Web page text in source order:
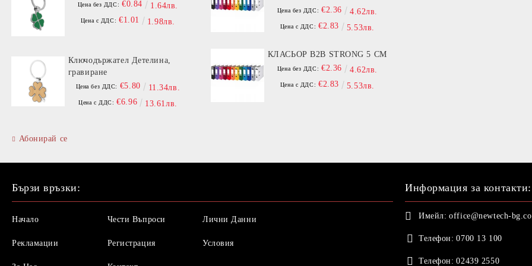
Цена без ДДС: €0.84 1.64лв.
Цена с ДДС: €1.01 1.98лв.
Ключодържател Детелина,
гравиране
Цена без ДДС: €5.80 11.34лв.
Цена с ДДС: €6.96 13.61лв.
Абонирай се
Цена без ДДС: €2.36 4.62лв.
Цена с ДДС: €2.83 5.53лв.
КЛАСЬОР B2B STRONG 5 СМ
Цена без ДДС: €2.36 4.62лв.
Цена с ДДС: €2.83 5.53лв.
Бързи връзки:
Начало
Рекламации
Чести Въпроси
Регистрация
Лични Данни
Условия
Информация за контакти:
Имейл: office@newtech-
Телефон: 0700 13 100
Телефон: 02439 2550